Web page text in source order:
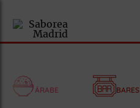
ÁRABE BARES